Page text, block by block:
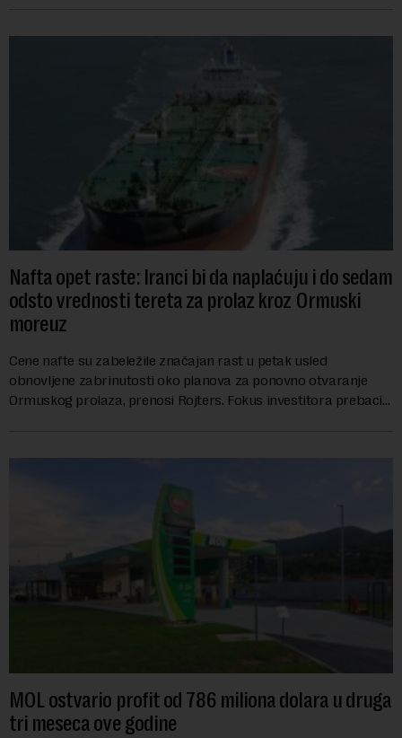
Nafta opet raste: Iranci bi da naplaćuju i do sedam
odsto vrednosti tereta za prolaz kroz Ormuski
moreuz
Cene nafte su zabeležile značajan rast u petak usled
obnovljene zabrinutosti oko planova za ponovno otvaranje
Ormuskog prolaza, prenosi Rojters. Fokus investitora prebacio
MOL ostvario profit od 786 miliona dolara u druga
tri meseca ove godine